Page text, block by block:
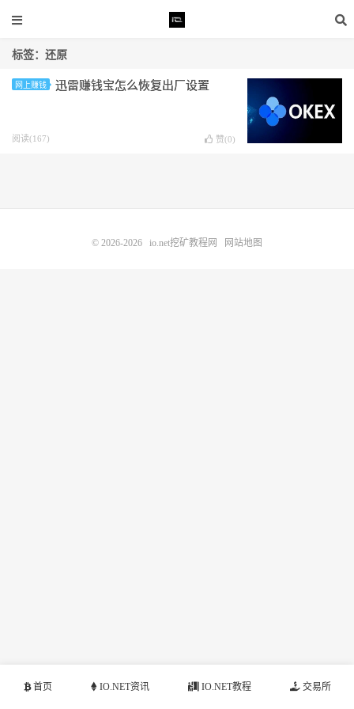
标签：还原
网上赚钱 迅雷赚钱宝怎么恢复出厂设置
阅读(167) 赞(0)
首页 IO.NET资讯 IO.NET教程 交易所
© 2026-2026 io.net挖矿教程网 网站地图